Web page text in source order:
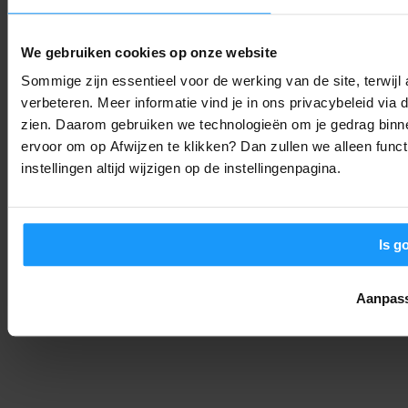
We gebruiken cookies op onze website
Sommige zijn essentieel voor de werking van de site,
verbeteren. Meer informatie vind je in ons privacybeleid via
zien. Daarom gebruiken we technologieën om je gedrag
ervoor om op Afwijzen te klikken? Dan zullen we alleen
instellingen altijd wijzigen op de instellingenpagina.
Is
OpenAI stopt Astra vanwege hackgevaar: Is ‘alles in de cloud’
nog wel verstandig?
Trends & Technologie - 8. augustus 2026
trends voor 2026